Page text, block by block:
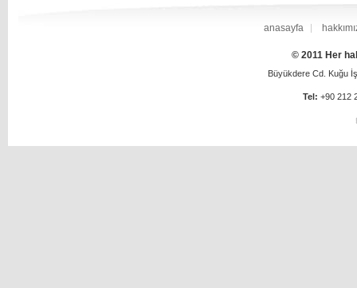
anasayfa
© 2011 Her
Büyükdere Cd. Kuğu
Tel: +90 212